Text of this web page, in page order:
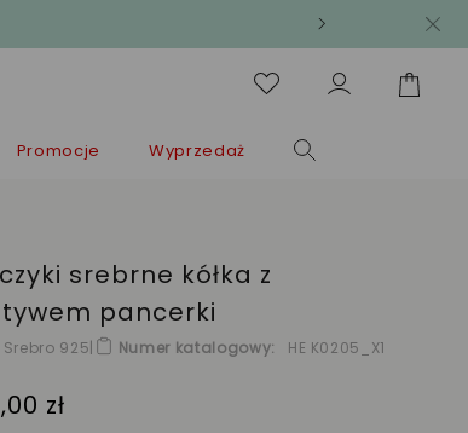
Promocje Wyprzedaż
srebrne kółka z
pancerki
Srebro 925| Numer katalogowy HE K0205_X1
zł